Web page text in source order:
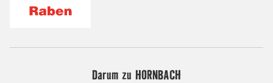
Darum zu HORNBACH